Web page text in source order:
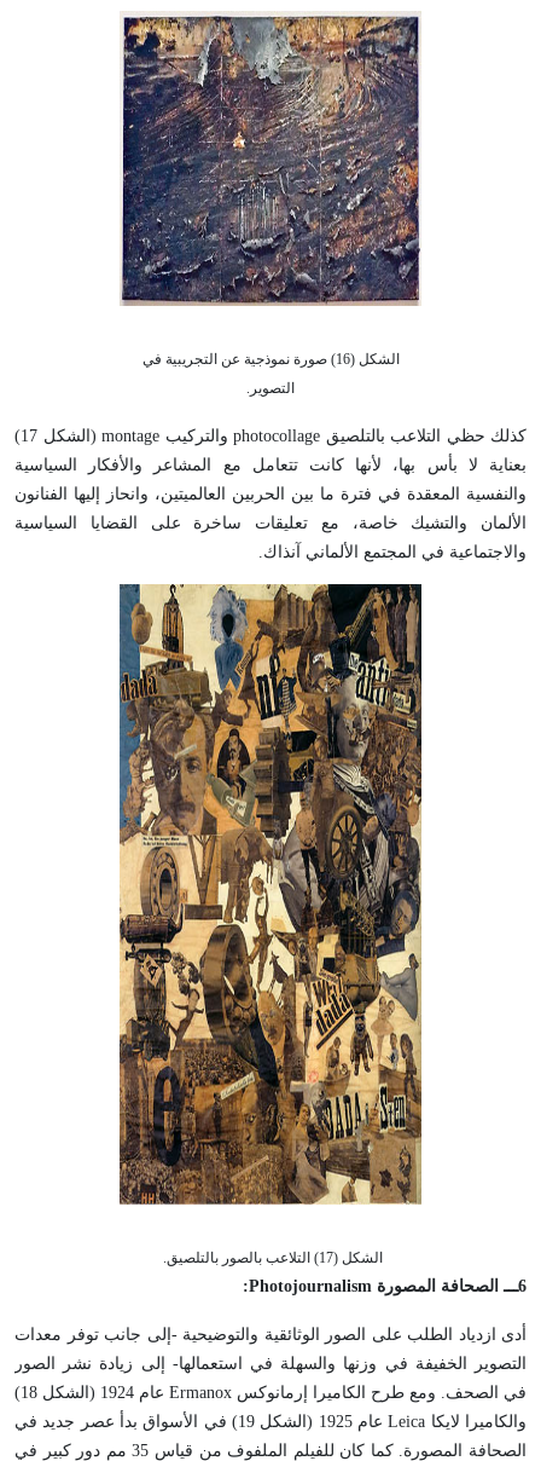
الشكل (16) صورة نموذجية عن التجريبية في
التصوير.
كذلك حظي التلاعب بالتلصيق photocollage والتركيب montage (الشكل 17)
بعناية لا بأس بها، لأنها كانت تتعامل مع المشاعر والأفكار السياسية
والنفسية المعقدة في فترة ما بين الحربين العالميتين، وانحاز إليها الفنانون
الألمان والتشيك خاصة، مع تعليقات ساخرة على القضايا السياسية
والاجتماعية في المجتمع الألماني آنذاك.
الشكل (17) التلاعب بالصور بالتلصيق.
6ـــ الصحافة المصورة Photojournalism
:
أدى ازدياد الطلب على الصور الوثائقية والتوضيحية -إلى جانب توفر معدات
التصوير الخفيفة في وزنها والسهلة في استعمالها- إلى زيادة نشر الصور
في الصحف. ومع طرح الكاميرا إرمانوكس Ermanox عام 1924 (الشكل 18)
والكاميرا لايكا Leica عام 1925 (الشكل 19) في الأسواق بدأ عصر جديد في
الصحافة المصورة. كما كان للفيلم الملفوف من قياس 35 مم دور كبير في